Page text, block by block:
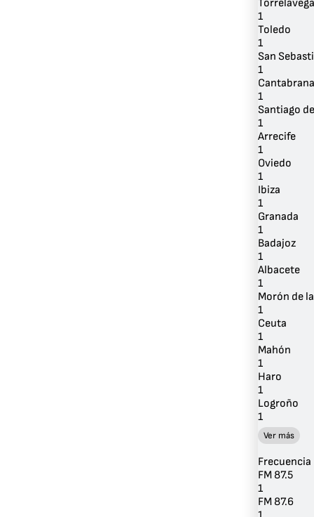
Torrelavega
1
Toledo
1
San
1
Cantabrana
1
Santiago
1
Arrecife
1
Oviedo
1
Ibiza
1
Granada
1
Badajoz
1
Albacete
1
Morón de
1
Ceuta
1
Mahón
1
Haro
1
Logroño
1
Ver más
Frecuencia
FM 87.5
1
FM 87.6